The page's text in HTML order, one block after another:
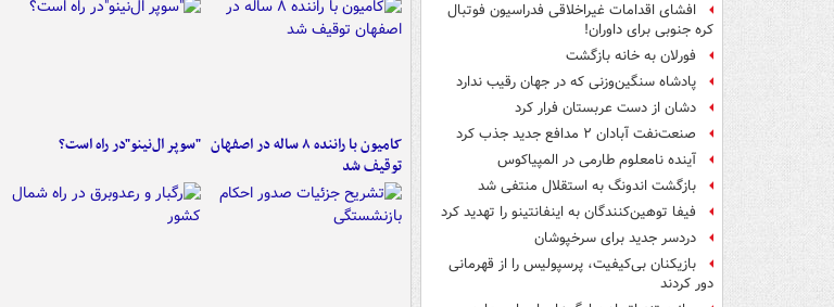
افشای اقدامات غیراخلاقی فدراسیون فوتبال
کره جنوبی برای داوران!
فورلان به خانه بازگشت
پادشاه سنگین‌وزنی که در جهان رقیب ندارد
دشان از دست عربستان فرار کرد
صنعت‌نفت آبادان ۲ مدافع جدید جذب کرد
آینده نامعلوم طارمی در المپیاکوس
بازگشت اندونگ به استقلال منتفی شد
فیفا توهین‌کنندگان به اینفانتینو را تهدید کرد
دردسر جدید برای سرخپوشان
بازیکنان بی‌کیفیت، پرسپولیس را از قهرمانی
دور کردند
کامیون با راننده ۸ ساله در اصفهان
توقیف شد
"سوپر ال‌نینو"در راه است؟